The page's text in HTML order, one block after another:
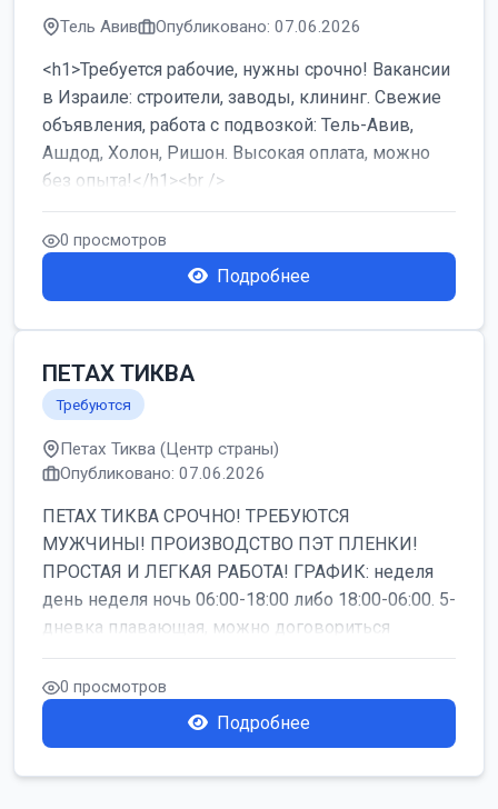
Тель Авив Опубликовано: 07.06.2026
<h1>Требуется рабочие, нужны срочно! Вакансии
в Израиле: строители, заводы, клининг. Свежие
объявления, работа с подвозкой: Тель-Авив,
Ашдод, Холон, Ришон. Высокая оплата, можно
без опыта!</h1><br />
...
0 просмотров
Подробнее
ПЕТАХ ТИКВА
Требуются
Петах Тиква (Центр страны)
Опубликовано: 07.06.2026
ПЕТАХ ТИКВА СРОЧНО! ТРЕБУЮТСЯ
МУЖЧИНЫ! ПРОИЗВОДСТВО ПЭТ ПЛЕНКИ!
ПРОСТАЯ И ЛЕГКАЯ РАБОТА! ГРАФИК: неделя
день неделя ночь 06:00-18:00 либо 18:00-06:00. 5-
дневка плавающая, можно договориться
работать б...
0 просмотров
Подробнее